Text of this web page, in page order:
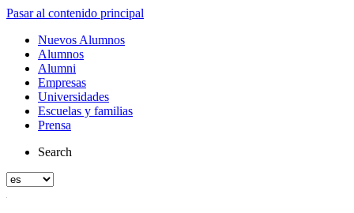
Pasar al contenido principal
Nuevos Alumnos
Alumnos
Alumni
Empresas
Universidades
Escuelas y familias
Prensa
Search